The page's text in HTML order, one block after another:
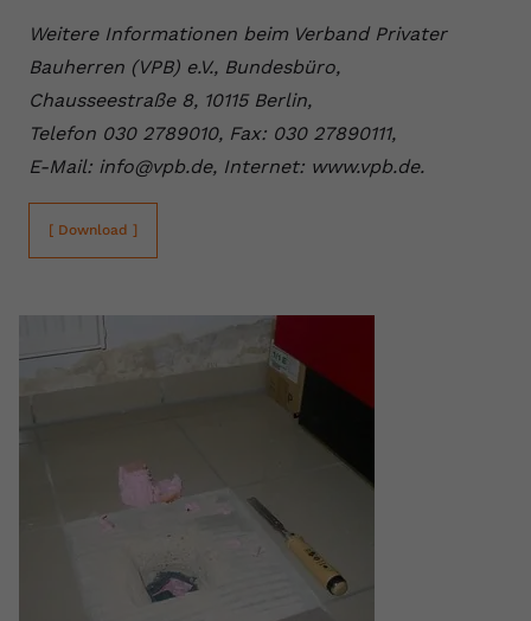
Weitere Informationen beim Verband Privater
Bauherren (VPB) e.V., Bundesbüro,
Chausseestraße 8, 10115 Berlin,
Telefon 030 2789010, Fax: 030 27890111,
E-Mail: info@vpb.de, Internet: www.vpb.de.
[ Download ]